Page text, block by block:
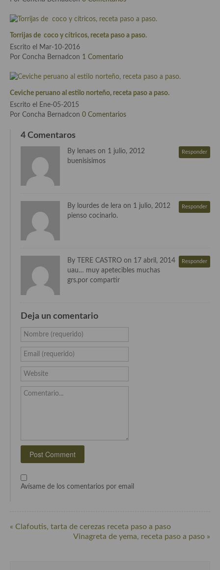
Cocina de Tunez
Cocina Japonesa
Cocina camboyana
Cocina Coreana
Cocina HIndú
Cocina del Pacifico
Cocina de Hawái
Cocina de Madagascar
Cocina del Congo
Cocina Sefardí
Cocina Yoshoku
Cocinas de España
Cocina Andaluza
Cocina Aragonesa
Torrijas de coco y cítricos, receta paso a paso.
Escrito el Mar-10-2016
Por Concha Bernadcon 1 Comentario
Ceviche peruano al estilo norteño, receta paso a paso.
Escrito el Ene-05-2015
Por Concha Bernadcon 0 Comentarios
4 Comentaros
By lenaes on 1 julio, 2012 Responder
buenisisimos
By lourdes de lera on 1 julio, 2012 Responder
pienso cocinarlo.
By TERE CASTRO on 17 abril, 2014 Responder
uau… muy apetecibles muchas
grs.por compartir
Deja un comentario
Nombre (requerido)
Email (requerido)
Website
Comentario...
Avísame de los comentarios por email
« Clafoutis, tarta de cerezas receta paso a paso
Vinagreta de yema, receta paso a paso »